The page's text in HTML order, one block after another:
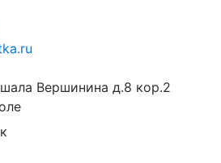
Вершинина д.8 кор.2